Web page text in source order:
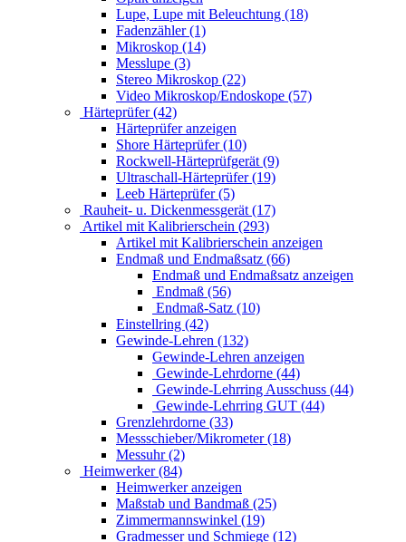
Lupe, Lupe mit Beleuchtung (18)
Fadenzähler (1)
Mikroskop (14)
Messlupe (3)
Stereo Mikroskop (22)
Video Mikroskop/Endoskope (57)
Härteprüfer (42)
Härteprüfer anzeigen
Shore Härteprüfer (10)
Rockwell-Härteprüfgerät (9)
Ultraschall-Härteprüfer (19)
Leeb Härteprüfer (5)
Rauheit- u. Dickenmessgerät (17)
Artikel mit Kalibrierschein (293)
Artikel mit Kalibrierschein anzeigen
Endmaß und Endmaßsatz (66)
Endmaß und Endmaßsatz anzeigen
Endmaß (56)
Endmaß-Satz (10)
Einstellring (42)
Gewinde-Lehren (132)
Gewinde-Lehren anzeigen
Gewinde-Lehrdorne (44)
Gewinde-Lehrring Ausschuss (44)
Gewinde-Lehrring GUT (44)
Grenzlehrdorne (33)
Messschieber/Mikrometer (18)
Messuhr (2)
Heimwerker (84)
Heimwerker anzeigen
Maßstab und Bandmaß (25)
Zimmermannswinkel (19)
Gradmesser und Schmiege (12)